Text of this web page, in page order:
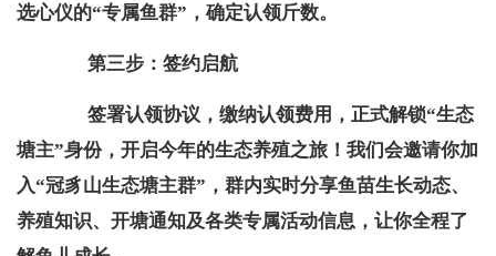
选心仪的“专属鱼群”，确定认领斤数。
第三步：签约启航
签署认领协议，缴纳认领费用，正式解锁“生态
塘主”身份，开启今年的生态养殖之旅！我们会邀请你加
入“冠豸山生态塘主群”，群内实时分享鱼苗生长动态、
养殖知识、开塘通知及各类专属活动信息，让你全程了